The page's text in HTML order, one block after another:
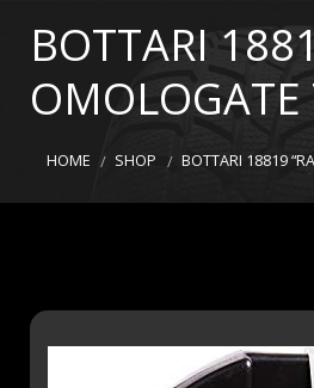
BOTTARI
HOME SHOP BOTTARI 18819